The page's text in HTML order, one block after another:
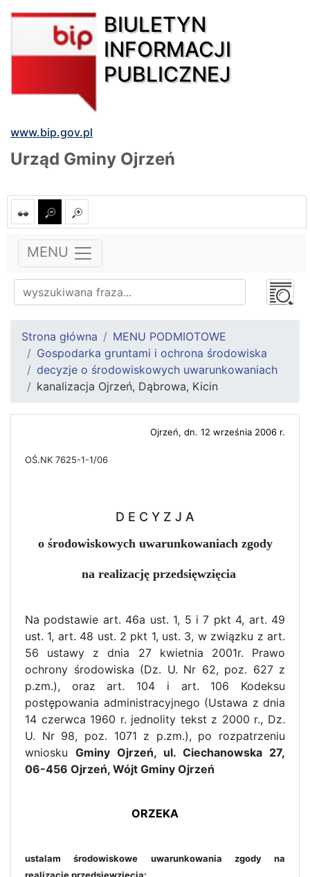
BIULETYN
INFORMACJI
PUBLICZNEJ
www.bip.gov.pl
Urząd Gminy Ojrzeń
MENU
Strona główna
MENU PODMIOTOWE
Gospodarka gruntami i ochrona środowiska
decyzje o środowiskowych uwarunkowaniach
kanalizacja Ojrzeń, Dąbrowa, Kicin
Ojrzeń, dn. 12 września 2006 r.
OŚ.NK 7625-1-1/06
D E C Y Z J A
o środowiskowych uwarunkowaniach zgody
na realizację przedsięwzięcia
Na podstawie art. 46a ust. 1, 5 i 7 pkt 4, art. 49
ust. 1, art. 48 ust. 2 pkt 1, ust. 3, w związku z art.
56 ustawy z dnia 27 kwietnia 2001r. Prawo
ochrony środowiska (Dz. U. Nr 62, poz. 627 z
p.zm.), oraz art. 104 i art. 106 Kodeksu
postępowania administracyjnego (Ustawa z dnia
14 czerwca 1960 r. jednolity tekst z 2000 r., Dz.
U. Nr 98, poz. 1071 z p.zm.), po rozpatrzeniu
wniosku Gminy Ojrzeń, ul. Ciechanowska 27,
06-456 Ojrzeń, Wójt Gminy Ojrzeń
ORZEKA
ustalam środowiskowe uwarunkowania zgody na